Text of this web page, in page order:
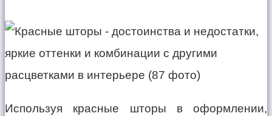
Используя красные шторы в оформлении,